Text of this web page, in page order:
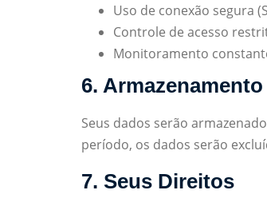
Uso de conexão segura
Controle de acesso
Monitoramento
6.
Seus dados serão
período, os dados serão
7. Seus Direitos